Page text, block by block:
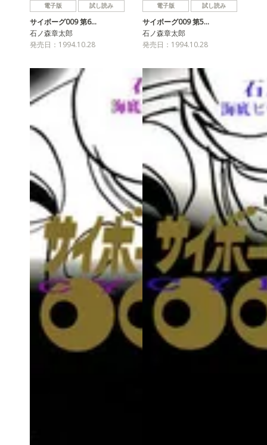
電子版 試し読み
サイボーグ009 第6…
石ノ森章太郎
発売日：1994.10.28
電子版 試し読み
サイボーグ009 第5…
石ノ森章太郎
発売日：1994.10.28